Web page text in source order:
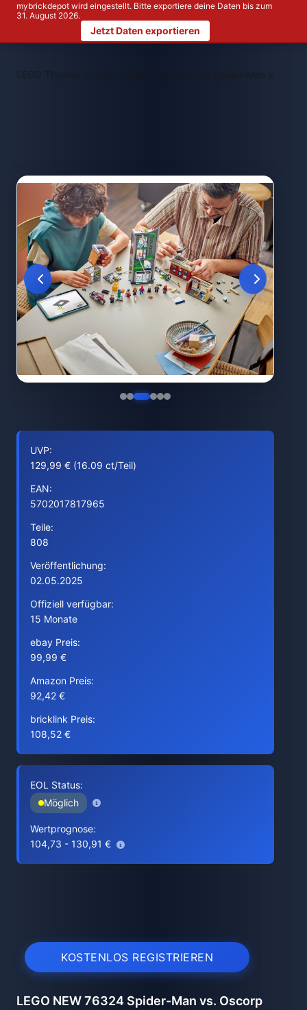
mybrickdepot wird eingestellt. Bitte exportiere deine Daten bis zum
31. August 2026.
Jetzt Daten exportieren
LEGO Themen > LEGO 76324 Spider-Man vs.
UVP:
129,99 € (16.09 ct/Teil)
EAN:
5702017817965
Teile:
808
Veröffentlichung:
02.05.2025
Offiziell verfügbar:
15 Monate
ebay Preis:
99,99 €
Amazon Preis:
92,42 €
bricklink Preis:
108,52 €
EOL Status:
Möglich
Wertprognose:
104,73 - 130,91 €
KOSTENLOS REGISTRIEREN
LEGO NEW 76324 Spider-Man vs. Oscorp